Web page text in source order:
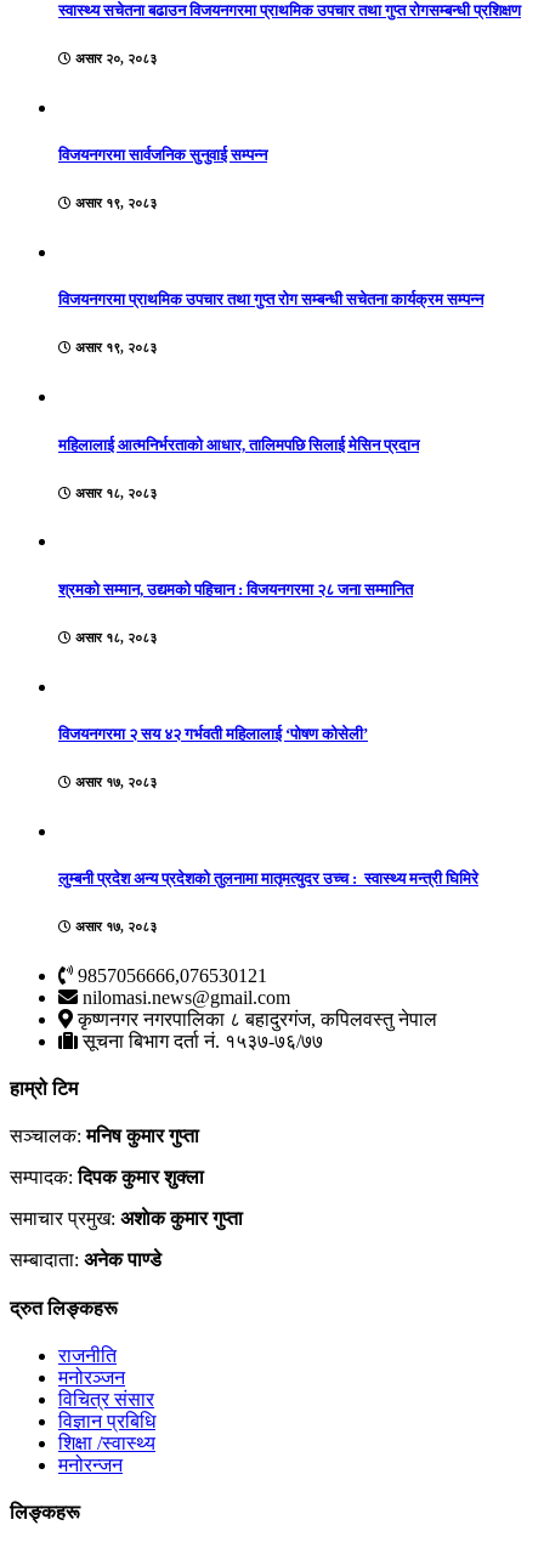
स्वास्थ्य सचेतना बढाउन विजयनगरमा प्राथमिक उपचार तथा गुप्त रोगसम्बन्धी प्रशिक्षण
असार २०, २०८३
विजयनगरमा सार्वजनिक सुनुवाई सम्पन्न
असार १९, २०८३
विजयनगरमा प्राथमिक उपचार तथा गुप्त रोग सम्बन्धी सचेतना कार्यक्रम सम्पन्न
असार १९, २०८३
महिलालाई आत्मनिर्भरताको आधार, तालिमपछि सिलाई मेसिन प्रदान
असार १८, २०८३
श्रमको सम्मान, उद्यमको पहिचान : विजयनगरमा २८ जना सम्मानित
असार १८, २०८३
विजयनगरमा २ सय ४२ गर्भवती महिलालाई ‘पोषण कोसेली’
असार १७, २०८३
लुम्बनी प्रदेश अन्य प्रदेशको तुलनामा मातृमत्युदर उच्च : स्वास्थ्य मन्त्री घिमिरे
असार १७, २०८३
9857056666,076530121
nilomasi.news@gmail.com
कृष्णनगर नगरपालिका ८ बहादुरगंज, कपिलवस्तु नेपाल
सूचना बिभाग दर्ता नं. १५३७-७६/७७
हाम्रो टिम
सञ्चालक:मनिष कुमार गुप्ता
सम्पादक:दिपक कुमार शुक्ला
समाचार प्रमुख: अशाेक कुमार गुप्ता
सम्बादाता: अनेक पाण्डे
द्रुत लिङ्कहरू
राजनीति
मनोरञ्जन
विचित्र संसार
विज्ञान प्रबिधि
शिक्षा /स्वास्थ्य
मनोरन्जन
लिङ्कहरू